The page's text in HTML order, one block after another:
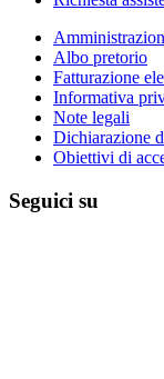
Albo pretorio
Fatturazione
Informativa
Note legali
Dichiarazione
Obiettivi di
Seguici su